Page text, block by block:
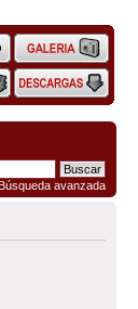
Búsqueda avanzada